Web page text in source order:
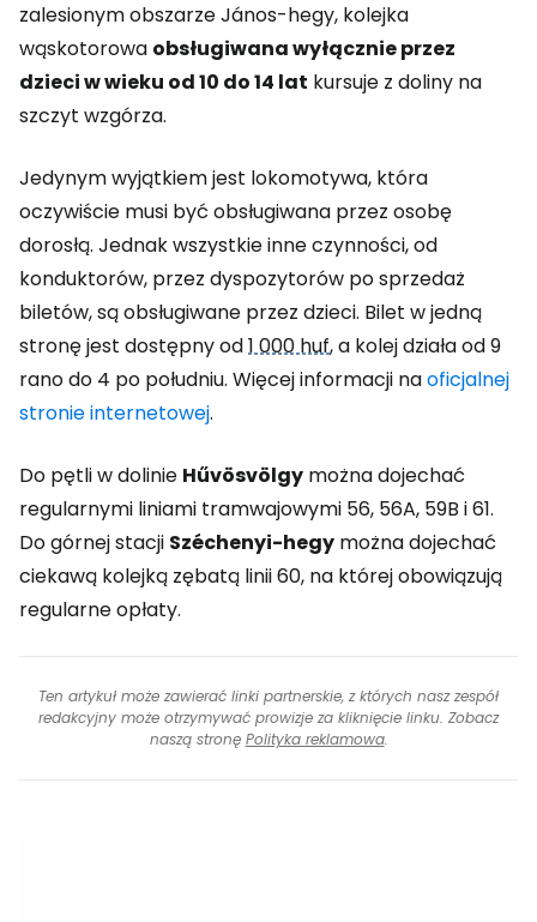
zalesionym obszarze János-hegy, kolejka
wąskotorowa obsługiwana wyłącznie przez
dzieci w wieku od 10 do 14 lat kursuje z doliny na
szczyt wzgórza.
Jedynym wyjątkiem jest lokomotywa, która
oczywiście musi być obsługiwana przez osobę
dorosłą. Jednak wszystkie inne czynności, od
konduktorów, przez dyspozytorów po sprzedaż
biletów, są obsługiwane przez dzieci. Bilet w jedną
stronę jest dostępny od1 000 huf, a kolej działa od 9
rano do 4 po południu. Więcej informacji naoficjalnej
stronie internetowej.
Do pętli w dolinie Hűvösvölgy można dojechać
regularnymi liniami tramwajowymi 56, 56A, 59B i 61.
Do górnej stacji Széchenyi-hegy można dojechać
ciekawą kolejką zębatą linii 60, na której obowiązują
regularne opłaty.
Ten artykuł może zawierać linki partnerskie, z których nasz zespół
redakcyjny może otrzymywać prowizje za kliknięcie linku. Zobacz
naszą stronę Polityka reklamowa.